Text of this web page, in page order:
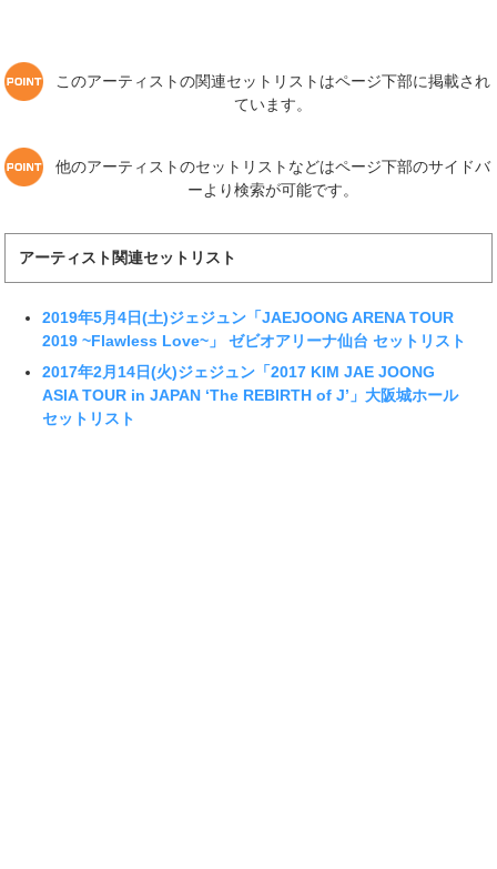
このアーティストの関連セットリストはページ下部に掲載され
ています。
他のアーティストのセットリストなどはページ下部のサイドバ
ーより検索が可能です。
アーティスト関連セットリスト
2019年5月4日(土)ジェジュン「JAEJOONG ARENA TOUR
2019 ~Flawless Love~」 ゼビオアリーナ仙台 セットリスト
2017年2月14日(火)ジェジュン「2017 KIM JAE JOONG
ASIA TOUR in JAPAN ‘The REBIRTH of J’」大阪城ホール
セットリスト